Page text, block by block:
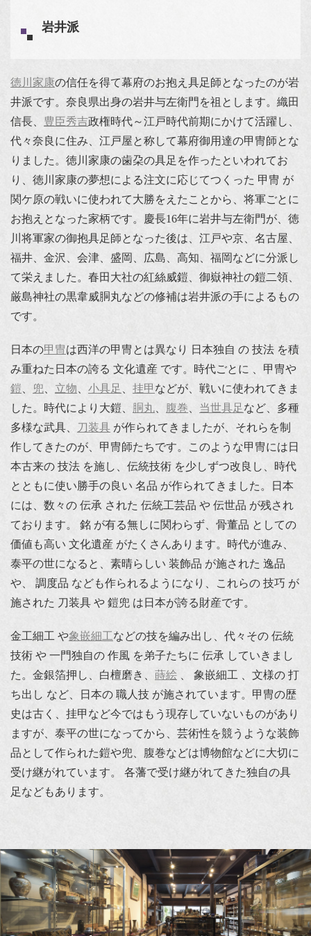
岩井派
徳川家康の信任を得て幕府のお抱え具足師となったのが岩
井派です。奈良県出身の岩井与左衛門を祖とします。織田
信長、 豊臣秀吉政権時代～江戸時代前期にかけて活躍し、
代々奈良に住み、江戸屋と称して幕府御用達の甲冑師とな
りました。徳川家康の歯朶の具足を作ったといわれてお
り、徳川家康の夢想による注文に応じてつくった 甲冑 が
関ケ原の戦いに使われて大勝をえたことから、将軍ごとに
お抱えとなった家柄です。慶長16年に岩井与左衛門が、徳
川将軍家の御抱具足師となった後は、江戸や京、名古屋、
福井、金沢、会津、盛岡、広島、高知、福岡などに分派し
て栄えました。春田大社の紅絲威鎧、御嶽神社の鎧二領、
厳島神社の黒韋威胴丸などの修補は岩井派の手によるもの
です。
日本の甲冑は西洋の甲冑とは異なり 日本独自 の 技法 を積
み重ねた日本の誇る 文化遺産 です。時代ごとに 、甲冑や
鎧
兜 立物 小具足 挂甲 などが、戦いに使われてきま
した。時代により大鎧、
胴丸 腹巻 当世具足など、多種
多様な武具、
刀装具 が作られてきましたが、それらを制
作してきたのが、甲冑師たちです。このような甲冑には日
本古来の 技法 を施し、伝統技術 を少しずつ改良し、時代
とともに使い勝手の良い 名品 が作られてきました。日本
には、数々の 伝承 された 伝統工芸品 や 伝世品 が残され
ております。 銘 が有る無しに関わらず、骨董品 としての
価値も高い 文化遺産 がたくさんあります。時代が進み、
泰平の世になると、素晴らしい 装飾品 が施された 逸品
や、 調度品 なども作られるようになり、これらの 技巧 が
施された 刀装具 や 鎧兜 は日本が誇る財産です。
金工細工 や象嵌細工などの技を編み出し、代々その 伝統
技術 や 一門独自の 作風 を弟子たちに 伝承 していきまし
た。金銀箔押し、白檀磨き、 蒔絵 、 象嵌細工 、文様の 打
ち出し など、日本の 職人技 が施されています。甲冑の歴
史は古く、挂甲など今ではもう現存していないものがあり
ますが、泰平の世になってから、芸術性を競うような装飾
品として作られた鎧や兜、腹巻などは博物館などに大切に
受け継がれています。 各藩で受け継がれてきた独自の具
足などもあります。